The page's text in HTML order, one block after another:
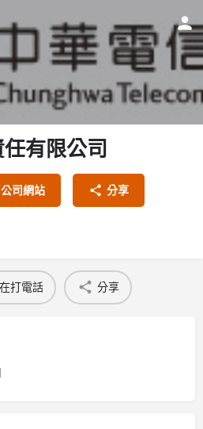
有限公司
公司網站 分享
打電話 分享